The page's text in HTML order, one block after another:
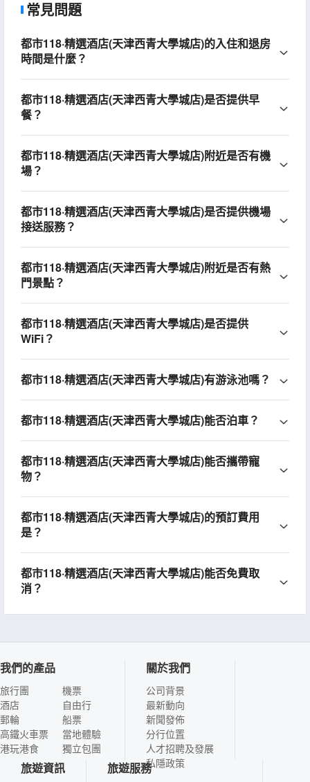
常見問題
都市118·精選酒店(天津西青大學城店)的入住和退房
時間是什麼？
都市118·精選酒店(天津西青大學城店)是否提供早
餐？
都市118·精選酒店(天津西青大學城店)附近是否有機
場？
都市118·精選酒店(天津西青大學城店)是否提供機場
接送服務？
都市118·精選酒店(天津西青大學城店)附近是否有熱
門景點？
都市118·精選酒店(天津西青大學城店)是否提供
WiFi？
都市118·精選酒店(天津西青大學城店)有游泳池嗎？
都市118·精選酒店(天津西青大學城店)能否泊車？
都市118·精選酒店(天津西青大學城店)能否攜帶寵
物？
都市118·精選酒店(天津西青大學城店)的預訂費用
是？
都市118·精選酒店(天津西青大學城店)能否免費取
消？
我們的產品
旅行團
酒店
郵輪
高鐵火車票
港玩港食
機票
自由行
船票
當地體驗
獨立包團
關於我們
公司背景
最新動向
新聞發佈
分行位置
人才招聘及發展
私隱政策
旅遊資訊 旅遊服務